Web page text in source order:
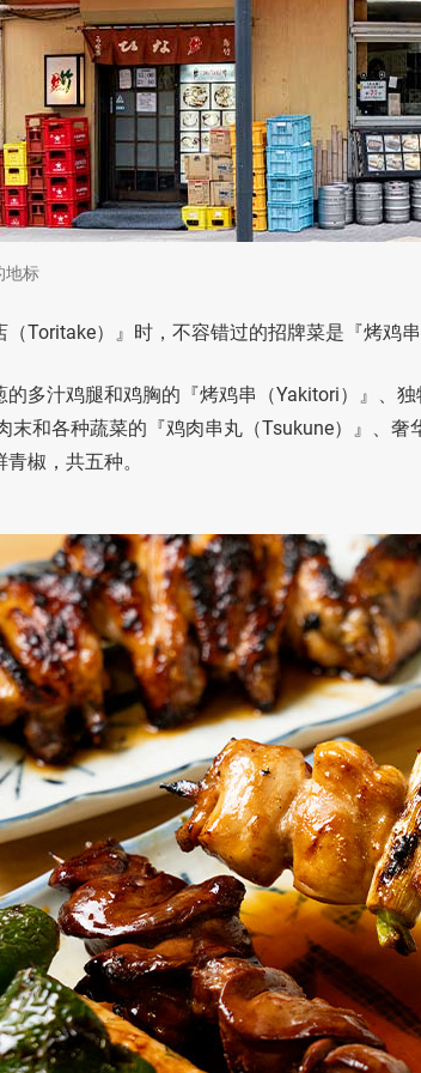
地标
Toritake）』时，不容错过的招牌菜是『烤鸡
的多汁鸡腿和鸡胸的『烤鸡串（Yakitori）』、
末和各种蔬菜的『鸡肉串丸（Tsukune）』、
椒，共五种。